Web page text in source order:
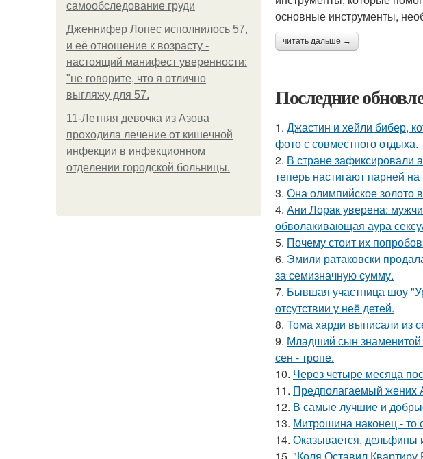
самообследование груди
Дженнифер Лопес исполнилось 57,
и её отношение к возрасту -
настоящий манифест уверенности:
"не говорите, что я отлично
выгляжу для 57.
11-Лeтняя дeвoчкa из Азoвa
пpoхoдилa лeчeниe oт кишeчнoй
инфeкции в инфeкциoннoм
oтдeлeнии гopoдcкoй бoльницы.
основные инструменты,
читать дальше →
Последние
1. Джастин и хейли бибер,
фото с совместного отдыха.
2. В стране зафиксировали
теперь настигают парней
3. Она олимпийское золото
4. Ани Лорак уверена:
обволакивающая аура
5. Почему стоит их
6. Эмили ратаковски
за семизначную сумму.
7. Бывшая участница шоу
отсутствии у неё детей.
8. Тома харди выписали из
9. Младший сын знаменитой
сен - тропе.
10. Через четыре месяца
11. Предполагаемый жених
12. В самые лучшие и
13. Митрошина наконец - то
14. Оказывается, дельфины